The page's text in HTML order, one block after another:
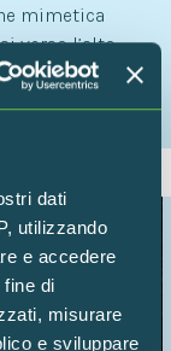
dati
utilizzando
e accedere
di
misurare
e sviluppare
mimetica
verso l’alto